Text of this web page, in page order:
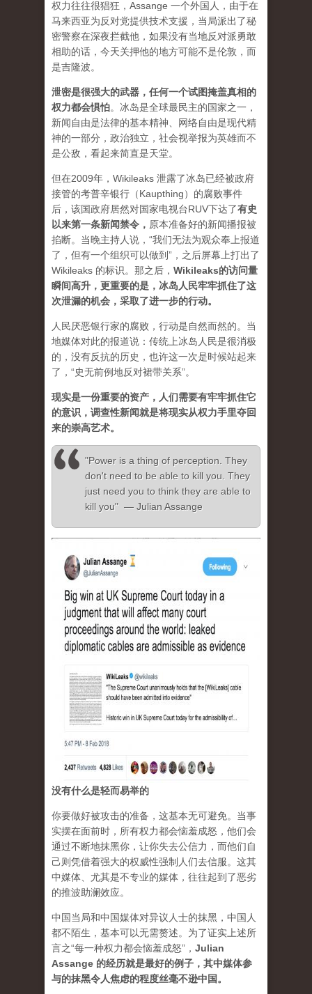
权力往往很猖狂，Assange 一个外国人，由于在
马来西亚为反对党提供技术支援，当局派出了秘
密警察在深夜拦截他，如果没有当地反对派勇敢
相助的话，今天关押他的地方可能不是伦敦，而
是吉隆波。
泄密是很强大的武器，任何一个试图掩盖真相的
权力都会惧怕。 冰岛是全球最民主的国家之一，
新闻自由是法律的基本精神、网络自由是现代精
神的一部分，政治独立，社会视举报为英雄而不
是公敌，看起来简直是天堂。
但在2009年，Wikileaks 泄露了冰岛已经被政府
接管的考普辛银行（Kaupthing）的腐败事件
后，该国政府居然对国家电视台RUV下达了有史
以来第一条新闻禁令 ， 原本准备好的新闻播报被
掐断。当晚主持人说，“我们无法为观众奉上报道
了，但有一个组织可以做到”，之后屏幕上打出了
Wikileaks 的标识。那之后， Wikileaks的访问量
瞬间高升，更重要的是，冰岛人民牢牢抓住了这
次泄漏的机会，采取了进一步的行动。
人民厌恶银行家的腐败，行动是自然而然的。当
地媒体对此的报道说：传统上冰岛人民是很消极
的，没有反抗的历史，也许这一次是时候站起来
了，“史无前例地反对裙带关系”。
现实是一份重要的资产，人们需要有牢牢抓住它
的意识，调查性新闻就是将现实从权力手里夺回
来的崇高艺术。
"Power is a thing of perception. They
don't need to be able to kill you. They
just need you to think they are able to
kill you" — Julian Assange
没有什么是轻而易举的
你要做好被攻击的准备，这基本无可避免。当事
实摆在面前时，所有权力都会恼羞成怒，他们会
通过不断地抹黑你，让你失去公信力，而他们自
己则凭借着强大的权威性强制人们去信服。这其
中媒体、尤其是不专业的媒体，往往起到了恶劣
的推波助澜效应。
中国当局和中国媒体对异议人士的抹黑，中国人
都不陌生，基本可以无需赘述。为了证实上述所
言之“每一种权力都会恼羞成怒”， Julian
Assange 的经历就是最好的例子，其中媒体参
与的抹黑令人焦虑的程度丝毫不逊中国。